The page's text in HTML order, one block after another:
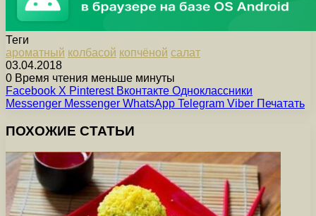
Теги
ароматный колбасой копчёной салат
03.04.2018
0 Время чтения меньше минуты
Facebook X Pinterest Вконтакте Одноклассники
Messenger Messenger WhatsApp Telegram Viber Печатать
ПОХОЖИЕ СТАТЬИ